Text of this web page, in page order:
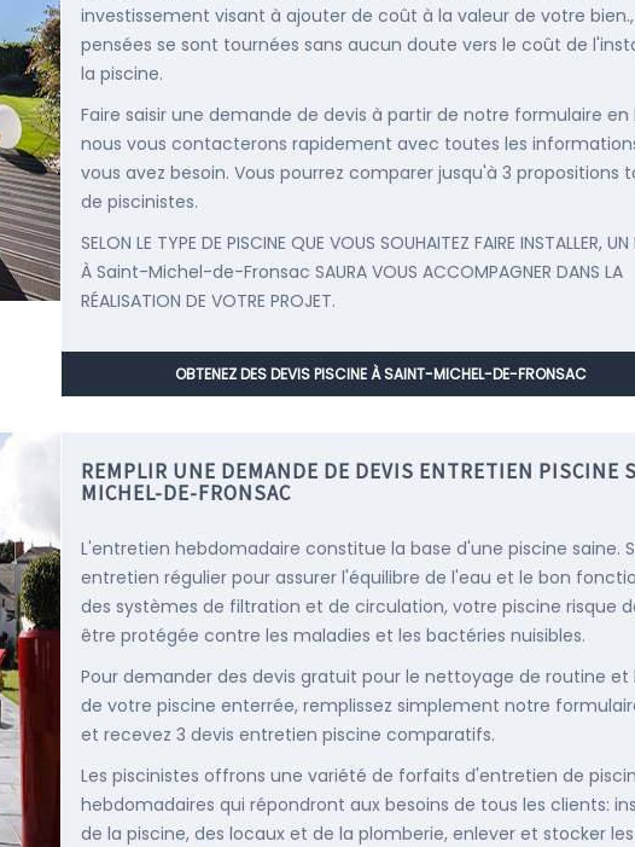
investissement visant à ajouter de coût à la valeur de votre
pensées se sont tournées sans aucun doute vers le coût de
la piscine.
Faire saisir une demande de devis à partir de notre formulaire en
nous vous contacterons rapidement avec toutes les
vous avez besoin. Vous pourrez comparer jusqu'à 3 propositions
de piscinistes.
SELON LE TYPE DE PISCINE QUE VOUS SOUHAITEZ FAIRE INSTALLER, UN
À Saint-Michel-de-Fronsac SAURA VOUS ACCOMPAGNER DANS LA
RÉALISATION DE VOTRE PROJET.
OBTENEZ DES DEVIS PISCINE À SAINT-MICHEL-DE-FRONSAC
REMPLIR UNE DEMANDE DE DEVIS ENTRETIEN PISCINE
MICHEL-DE-FRONSAC
L'entretien hebdomadaire constitue la base d'une piscine saine.
entretien régulier pour assurer l'équilibre de l'eau et le bon
des systèmes de filtration et de circulation, votre piscine risque
être protégée contre les maladies et les bactéries nuisibles.
Pour demander des devis gratuit pour le nettoyage de routine
de votre piscine enterrée, remplissez simplement notre
et recevez 3 devis entretien piscine comparatifs.
Les piscinistes offrons une variété de forfaits d'entretien de
hebdomadaires qui répondront aux besoins de tous les clients:
de la piscine, des locaux et de la plomberie, enlever et stocker les